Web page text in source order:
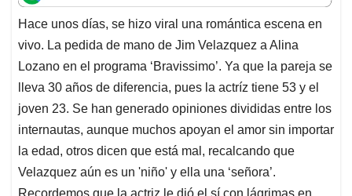
t
s
A
p
p
e
b
o
o
k
k
e
d
I
n
i
l
e
a
d
s
Hace unos días, se hizo viral una romántica escena en
vivo. La pedida de mano de Jim Velazquez a Alina
Lozano en el programa ‘Bravissimo’. Ya que la pareja se
lleva 30 años de diferencia, pues la actríz tiene 53 y el
joven 23. Se han generado opiniones divididas entre los
internautas, aunque muchos apoyan el amor sin importar
la edad, otros dicen que está mal, recalcando que
Velazquez aún es un 'niño' y ella una ‘señora’.